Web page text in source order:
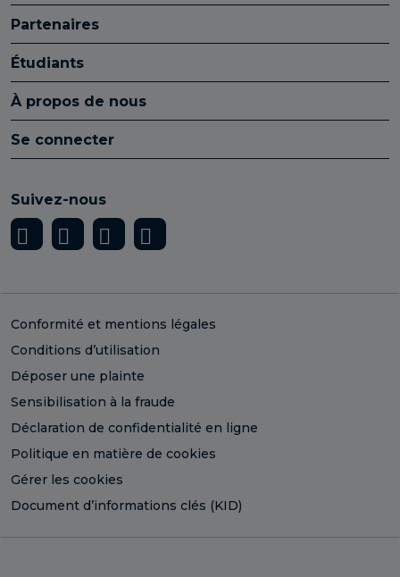
Partenaires
Étudiants
À propos de nous
Se connecter
Suivez-nous
Conformité et mentions légales
Conditions d’utilisation
Déposer une plainte
Sensibilisation à la fraude
Déclaration de confidentialité en ligne
Politique en matière de cookies
Gérer les cookies
Document d’informations clés (KID)